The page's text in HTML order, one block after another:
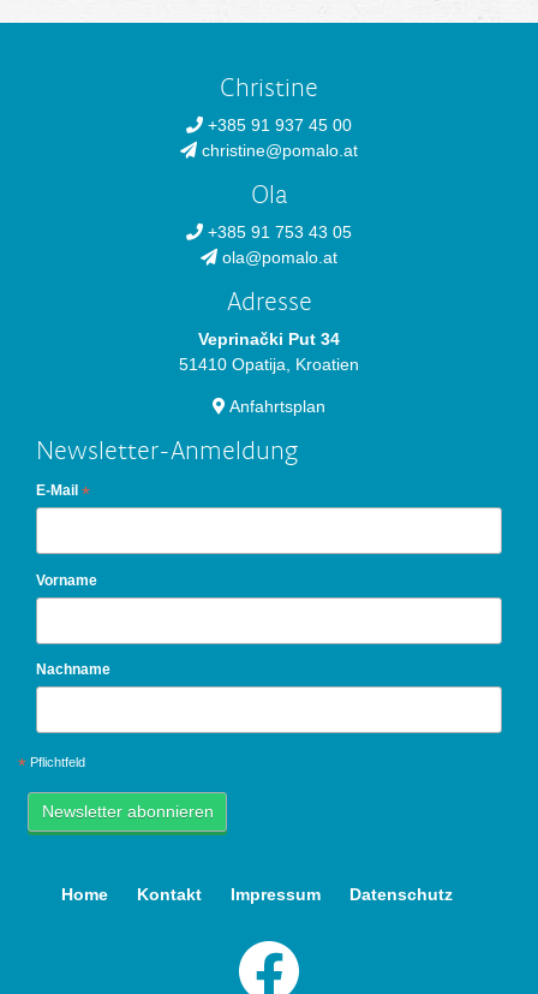
Christine
+385 91 937 45 00
christine@pomalo.at
Ola
+385 91 753 43 05
ola@pomalo.at
Adresse
Veprinački Put 34
51410 Opatija, Kroatien
Anfahrtsplan
Newsletter-Anmeldung
E-Mail *
Vorname
Nachname
* Pflichtfeld
Home Kontakt Impressum Datenschutz